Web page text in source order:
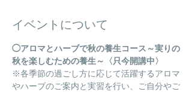
イベントについて
◯アロマとハーブで秋の養生コース～実りの
秋を楽しむための養生～〈只今開講中〉
​※各季節の過ごし方に応じて活躍するアロマ
やハーブのご案内と実習を行い、ご自分やご